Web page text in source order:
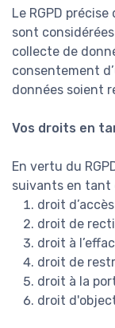
Le RGPD
sont
collecte de
consentement
données soient
Vos droits en
En vertu du
suivants en tant
droit d’accès
droit de
droit à
droit de
droit à la
droit